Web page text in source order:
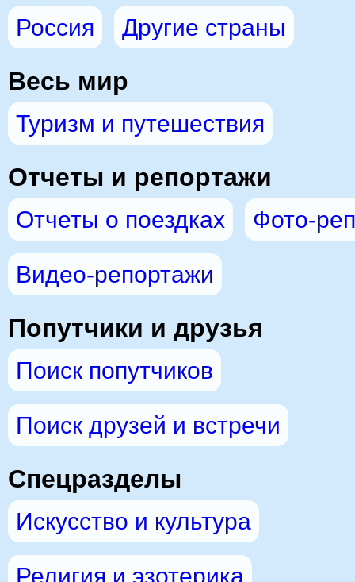
Россия Другие страны
Весь мир
Туризм и путешествия
Отчеты и репортажи
Отчеты о поездках Фото-
Видео-репортажи
Попутчики и друзья
Поиск попутчиков
Поиск друзей и встречи
Спецразделы
Искусство и культура
Религия и эзотерика